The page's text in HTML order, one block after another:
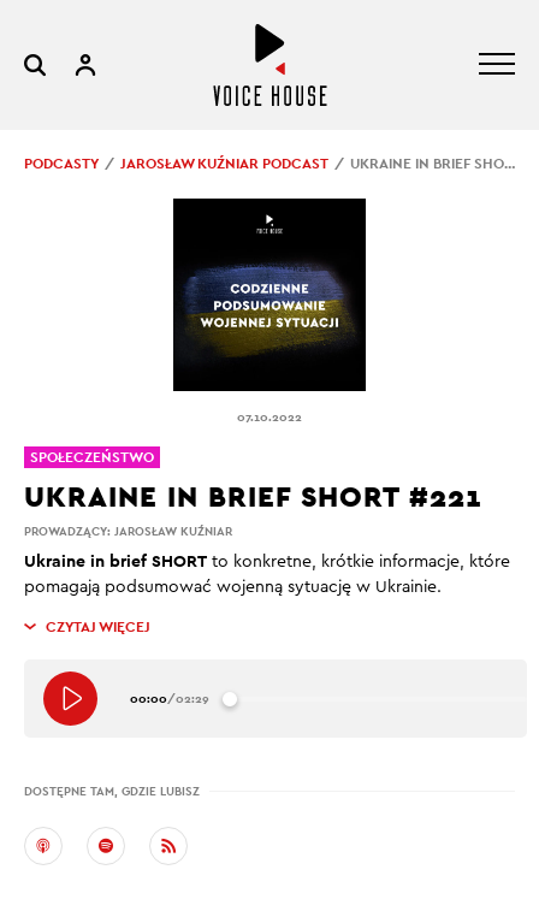
PODCASTY JAROSŁAW KUŹNIAR PODCAST UKRAINE IN BRIEF SHORT #221
07.10.2022
PROWADZĄCY: JAROSŁAW KUŹNIAR
UKRAINE IN BRIEF SHORT #221
Ukraine in brief SHORT to konkretne, krótkie informacje, które
pomagają podsumować wojenną sytuację w Ukrainie.
CZYTAJ WIĘCEJ
00:00/02:29
DOSTĘPNE TAM, GDZIE LUBISZ
SPOŁECZEŃSTWO